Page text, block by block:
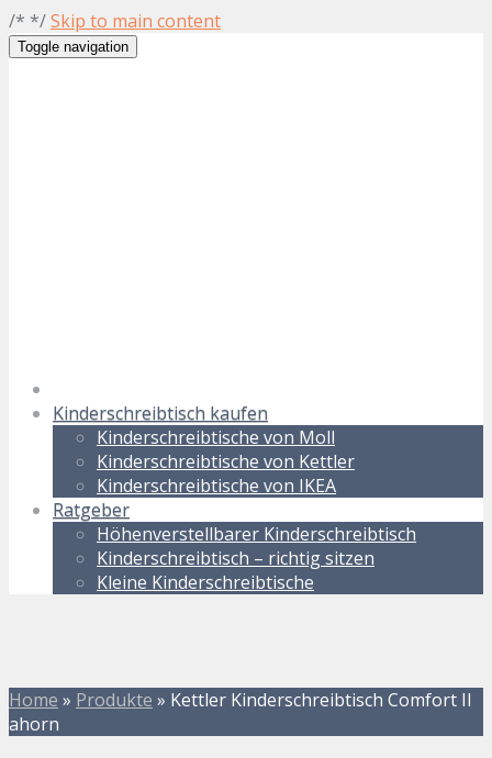
/* */Skip to main content
Toggle navigation
Kinderschreibtisch kaufen
Kinderschreibtische von Moll
Kinderschreibtische von Kettler
Kinderschreibtische von IKEA
Ratgeber
Höhenverstellbarer Kinderschreibtisch
Kinderschreibtisch – richtig sitzen
Kleine Kinderschreibtische
Home » Produkte » Kettler Kinderschreibtisch Comfort II
ahorn